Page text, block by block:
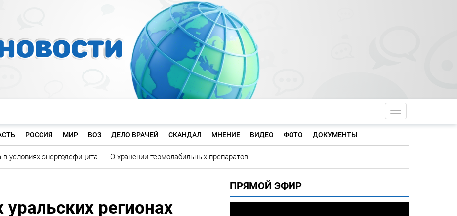
Toggle
РОССИЯ МИР ВОЗ ДЕЛО ВРАЧЕЙ СКАНДАЛ МНЕНИЕ ВИДЕО ФОТО ДОКУМЕНТЫ
условиях энергодефицита О хранении термолабильных препаратов
регионах
ПРЯМОЙ ЭФИР